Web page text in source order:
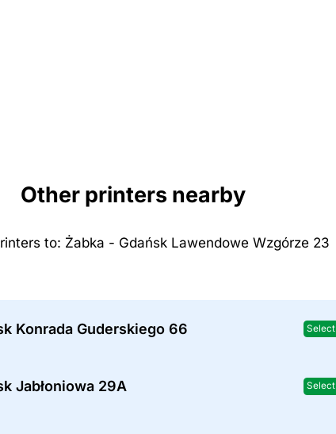
Other printers nearby
to: Żabka - Gdańsk Lawendowe Wzgórze 23
Konrada Guderskiego 66 Select
Jabłoniowa 29A Select